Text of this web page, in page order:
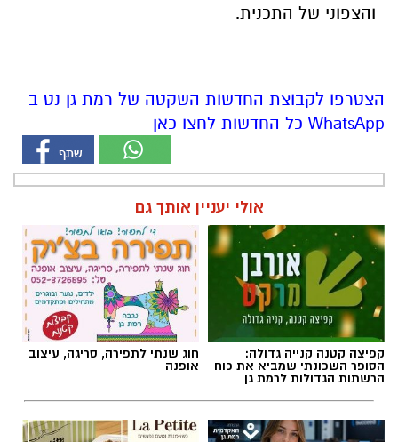
והצפוני של התכנית.
הצטרפו לקבוצת החדשות השקטה של רמת גן נט ב-
WhatsApp כל החדשות לחצו כאן
אולי יעניין אותך גם
קפיצה קטנה קנייה גדולה:
הסופר השכונתי שמביא את כוח
הרשתות הגדולות לרמת גן
חוג שנתי לתפירה, סריגה, עיצוב
אופנה